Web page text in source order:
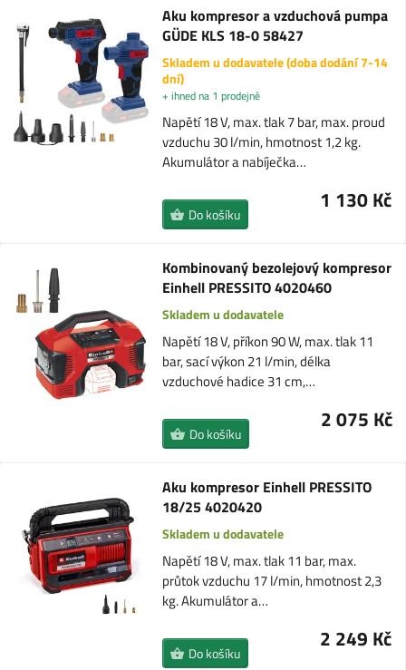
Aku kompresor a vzduchová pumpa
GÜDE KLS 18-0 58427
Skladem u dodavatele (doba dodání 7-14
dní)
+ ihned na 1 prodejně
Napětí 18 V, max. tlak 7 bar, max. proud
vzduchu 30 l/min, hmotnost 1,2 kg.
Akumulátor a nabíječka…
1 130 Kč
Do košíku
Kombinovaný bezolejový kompresor
Einhell PRESSITO 4020460
Skladem u dodavatele
Napětí 18 V, příkon 90 W, max. tlak 11
bar, sací výkon 21 l/min, délka
vzduchové hadice 31 cm,…
2 075 Kč
Do košíku
Aku kompresor Einhell PRESSITO
18/25 4020420
Skladem u dodavatele
Napětí 18 V, max. tlak 11 bar, max.
průtok vzduchu 17 l/min, hmotnost 2,3
kg. Akumulátor a…
2 249 Kč
Do košíku